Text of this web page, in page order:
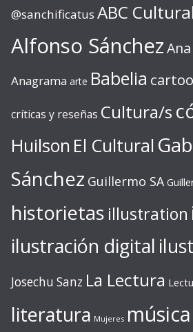
@sanchificatus ABC Cultural
Alfonso Sánchez
Anagrama arte Babelia
críticas y reseñas Cultura/s
Huilson El Cultural
Sánchez Guillermo SA
historietas illustration
ilustración digital
Josechu Sanz La Lectura
literatura Mujeres música